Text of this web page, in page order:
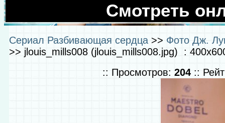
Смотреть
Сериал Разбивающая сердца >> Фото Дж.
>> jlouis_mills008 (jlouis_mills008.jpg) :
:: Просмотров: 204 ::